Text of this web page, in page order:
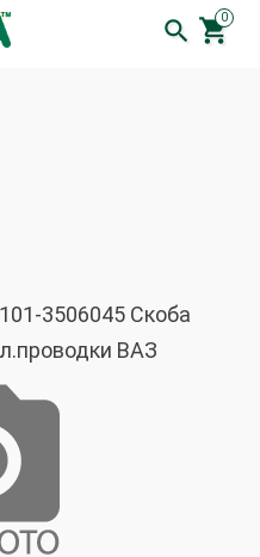
0


3506045 Скоба
ВАЗ